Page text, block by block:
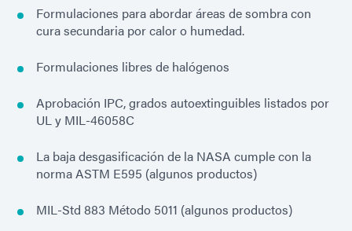
Formulaciones para abordar áreas de sombra con
cura secundaria por calor o humedad.
Formulaciones libres de halógenos
Aprobación IPC, grados autoextinguibles listados por
UL y MIL-46058C
La baja desgasificación de la NASA cumple con la
norma ASTM E595 (algunos productos)
MIL-Std 883 Método 5011 (algunos productos)